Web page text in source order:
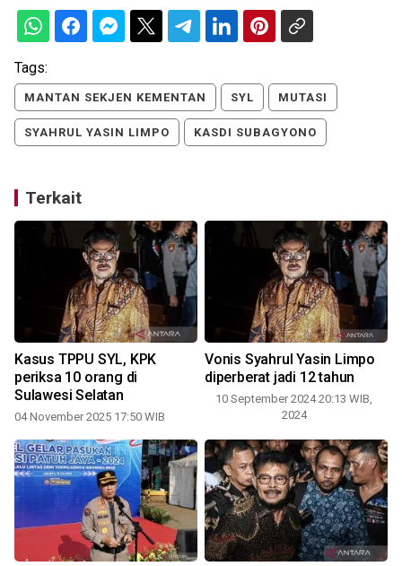
Tags:
MANTAN SEKJEN KEMENTAN SYL MUTASI
SYAHRUL YASIN LIMPO KASDI SUBAGYONO
Terkait
Kasus TPPU SYL, KPK
periksa 10 orang di
Sulawesi Selatan
04 November 2025 17:50 WIB
Vonis Syahrul Yasin Limpo
diperberat jadi 12 tahun
10 September 2024 20:13 WIB,
2024